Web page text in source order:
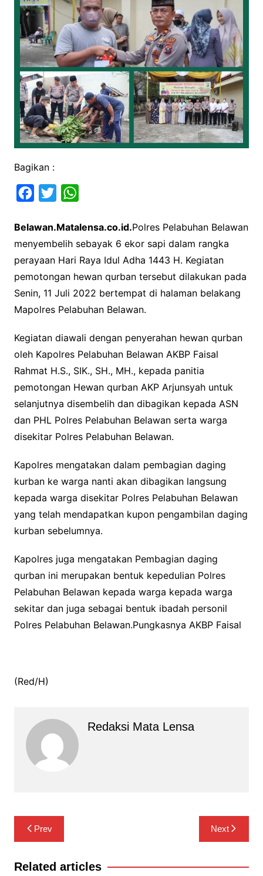
Bagikan :
c
e
b
o
o
k
i
t
t
e
r
a
t
s
A
p
p
Belawan.Matalensa.co.id.Polres Pelabuhan Belawan
menyembelih sebayak 6 ekor sapi dalam rangka
perayaan Hari Raya Idul Adha 1443 H. Kegiatan
pemotongan hewan qurban tersebut dilakukan pada
Senin, 11 Juli 2022 bertempat di halaman belakang
Mapolres Pelabuhan Belawan.
Kegiatan diawali dengan penyerahan hewan qurban
oleh Kapolres Pelabuhan Belawan AKBP Faisal
Rahmat H.S., SIK., SH., MH., kepada panitia
pemotongan Hewan qurban AKP Arjunsyah untuk
selanjutnya disembelih dan dibagikan kepada ASN
dan PHL Polres Pelabuhan Belawan serta warga
disekitar Polres Pelabuhan Belawan.
Kapolres mengatakan dalam pembagian daging
kurban ke warga nanti akan dibagikan langsung
kepada warga disekitar Polres Pelabuhan Belawan
yang telah mendapatkan kupon pengambilan daging
kurban sebelumnya.
Kapolres juga mengatakan Pembagian daging
qurban ini merupakan bentuk kepedulian Polres
Pelabuhan Belawan kepada warga kepada warga
sekitar dan juga sebagai bentuk ibadah personil
Polres Pelabuhan Belawan.Pungkasnya AKBP Faisal
(Red/H)
Redaksi Mata Lensa
Navigasi
pos
Prev Next
Related articles